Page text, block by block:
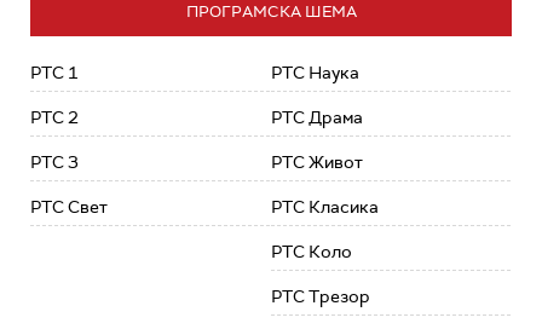
ПРОГРАМСКА ШЕМА
РТС 1
РТС 2
РТС 3
РТС Свет
РТС Наука
РТС Драма
РТС Живот
РТС Класика
РТС Коло
РТС Трезор